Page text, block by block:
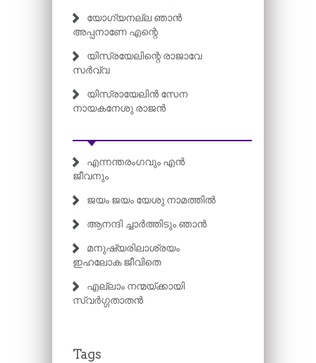
യോഗ്യനല്ല ഞാൻ
അപ്പനാണേ എന്റെ
യിസ്രയേലിന്റെ രാജാവേ
സർവ്വ
യിസ്രായേലിൻ സേന
നായകനേശു രാജൻ
എന്നന്തരംഗവും എൻ
ജീവനും
ജയം ജയം യേശു നാമത്തിൽ
ആനന്ദി ച്ചാർത്തിടും ഞാൻ
മനുഷ്യരിലാശ്രയം
ഇഹലോക ജീവിതെ
എല്ലാം നന്മയ്ക്കായി
സ്വർഗ്ഗതാതൻ
Tags